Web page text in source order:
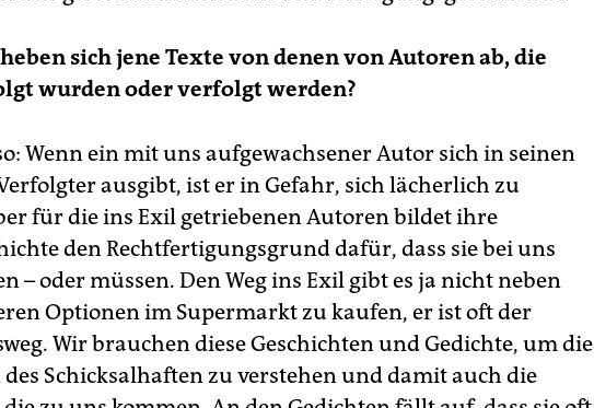
sich jene Texte von denen von Autoren ab, die
wurden oder verfolgt werden?
Wenn ein mit uns aufgewachsener Autor sich in seinen
ausgibt, ist er in Gefahr, sich lächerlich zu
für die ins Exil getriebenen Autoren bildet ihre
den Rechtfertigungsgrund dafür, dass sie bei uns
– oder müssen. Den Weg ins Exil gibt es ja nicht neben
Optionen im Supermarkt zu kaufen, er ist oft der
Wir brauchen diese Geschichten und Gedichte, um die
Schicksalhaften zu verstehen und damit auch die